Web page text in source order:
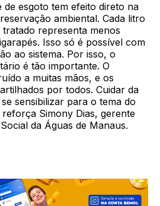
de esgoto tem efeito direto na
ambiental. Cada litro
representa menos
Isso só é possível com
ao sistema. Por isso, o
é tão importante. O
a muitas mãos, e os
por todos. Cuidar da
sensibilizar para o tema do
reforça Simony Dias, gerente
da Águas de Manaus.